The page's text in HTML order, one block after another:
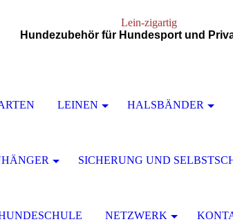
Lein-zigartig
Hundezubehör für Hundesport und
LEINEN HALSBÄNDER
SICHERUNG UND
NETZWERK